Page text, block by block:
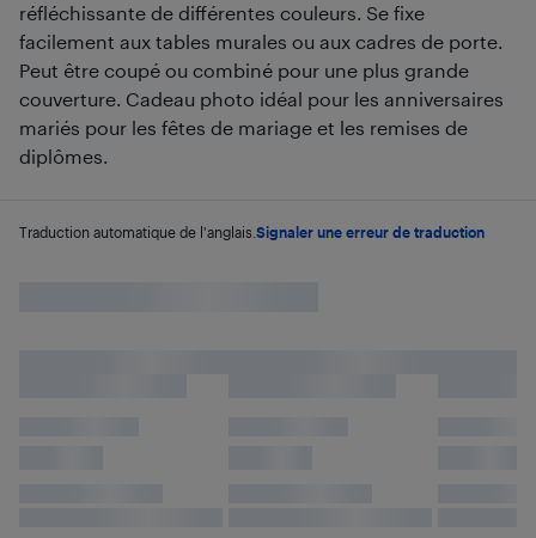
réfléchissante de différentes couleurs. Se fixe
facilement aux tables murales ou aux cadres de porte.
Peut être coupé ou combiné pour une plus grande
couverture. Cadeau photo idéal pour les anniversaires
mariés pour les fêtes de mariage et les remises de
diplômes.
Traduction automatique de l'anglais. Signaler une erreur de traduction